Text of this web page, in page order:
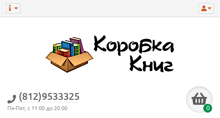
(812)9533325
Пн-Пят, с 11:00 до 20:00 0